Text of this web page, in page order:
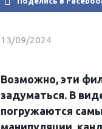
13/09/2024
Возможно, эти
задуматься. В
погружаются